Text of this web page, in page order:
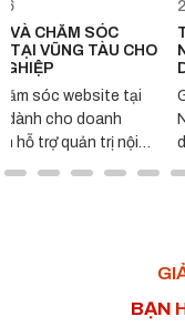
THIẾT KẾ
NỘI THEO YÊU
DOANH NGHIỆP
Giải pháp thiết kế
Nội theo yêu cầu,
doanh nghiệp cần
BẠN